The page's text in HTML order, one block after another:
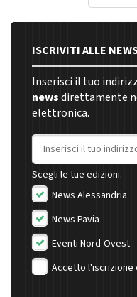
ISCRIVITI ALLE
Inserisci il tuo
newsdirettamente
elettronica.
Indirizzo email
Scegli le tue edizioni:
News Alessandria
News Pavia
Eventi Nord-Ovest
Accetto l'iscrizione